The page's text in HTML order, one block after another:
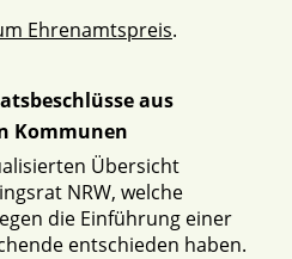
Ehrenamtspreis.
aus
Kommunen
Übersicht
NRW, welche
die Einführung einer
entschieden haben.